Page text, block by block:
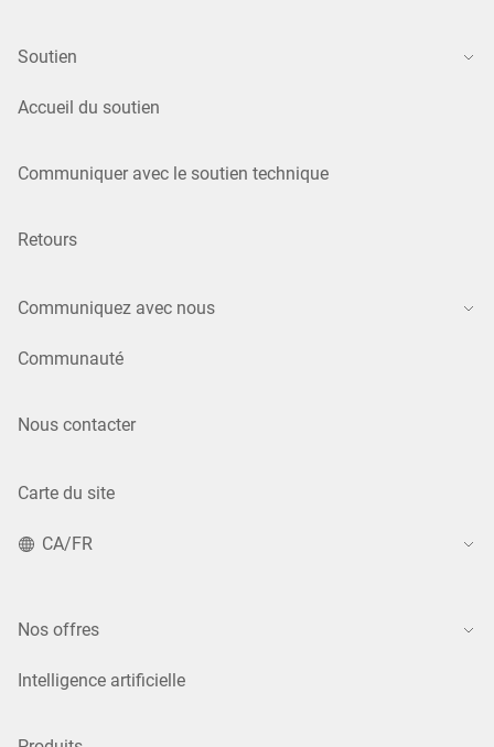
Soutien
Accueil du soutien
Communiquer avec le soutien technique
Retours
Communiquez avec nous
Communauté
Nous contacter
Carte du site
CA/FR
Nos offres
Intelligence artificielle